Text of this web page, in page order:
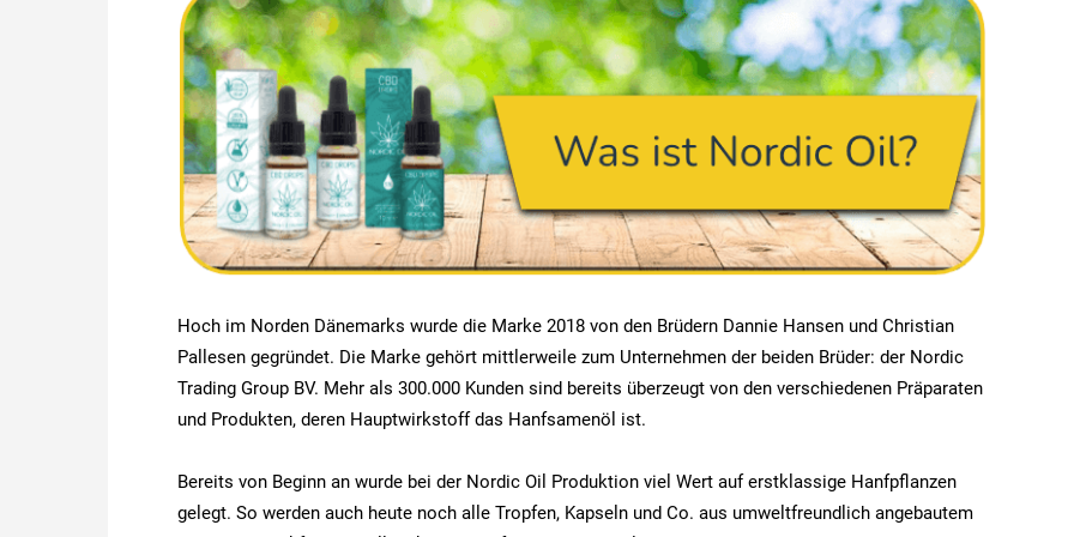
Hoch im Norden Dänemarks wurde die Marke 2018 von den Brüdern Dannie Hansen und Christian
Pallesen gegründet. Die Marke gehört mittlerweile zum Unternehmen der beiden Brüder: der Nordic
Trading Group BV. Mehr als 300.000 Kunden sind bereits überzeugt von den verschiedenen Präparaten
und Produkten, deren Hauptwirkstoff das Hanfsamenöl ist.
Bereits von Beginn an wurde bei der Nordic Oil Produktion viel Wert auf erstklassige Hanfpflanzen
gelegt. So werden auch heute noch alle Tropfen, Kapseln und Co. aus umweltfreundlich angebautem